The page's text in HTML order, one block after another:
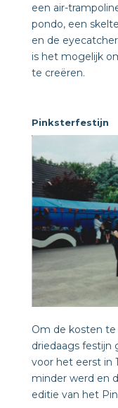
een air-
pondo, een
en de
is het mogelijk
te creëren.
Pinksterfestijn
Om de kosten te
driedaags festijn
voor het eerst in
minder werd en
editie van het